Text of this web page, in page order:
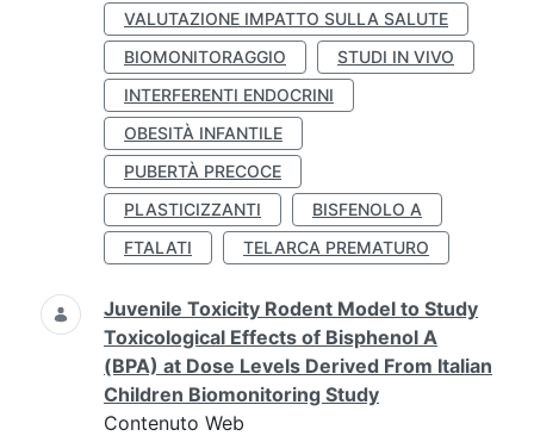
VALUTAZIONE IMPATTO SULLA SALUTE
BIOMONITORAGGIO
STUDI IN VIVO
INTERFERENTI ENDOCRINI
OBESITÀ INFANTILE
PUBERTÀ PRECOCE
PLASTICIZZANTI
BISFENOLO A
FTALATI
TELARCA PREMATURO
Juvenile Toxicity Rodent Model to Study
Toxicological Effects of Bisphenol A
(BPA) at Dose Levels Derived From Italian
Children Biomonitoring Study
Contenuto Web